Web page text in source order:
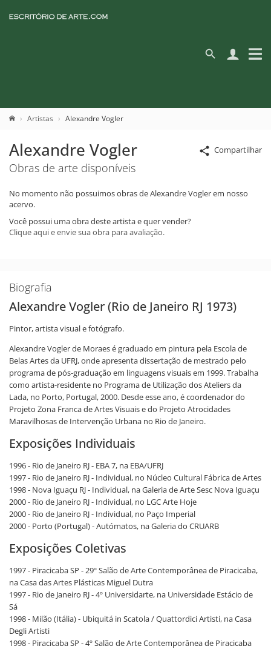
Artistas Alexandre Vogler
Compartilhar
Alexandre Vogler
Obras de arte disponíveis
No momento não possuimos obras de Alexandre Vogler em nosso
acervo.
Você possui uma obra deste artista e quer vender?
Clique aqui e envie sua obra para avaliação.
Biografia
Alexandre Vogler (Rio de Janeiro RJ 1973)
Pintor, artista visual e fotógrafo.
Alexandre Vogler de Moraes é graduado em pintura pela Escola de
Belas Artes da UFRJ, onde apresenta dissertação de mestrado pelo
programa de pós-graduação em linguagens visuais em 1999. Trabalha
como artista-residente no Programa de Utilização dos Ateliers da
Lada, no Porto, Portugal, 2000. Desde esse ano, é coordenador do
Projeto Zona Franca de Artes Visuais e do Projeto Atrocidades
Maravilhosas de Intervenção Urbana no Rio de Janeiro.
Exposições Individuais
1996 - Rio de Janeiro RJ - EBA 7, na EBA/UFRJ
1997 - Rio de Janeiro RJ - Individual, no Núcleo Cultural Fábrica de Artes
1998 - Nova Iguaçu RJ - Individual, na Galeria de Arte Sesc Nova Iguaçu
2000 - Rio de Janeiro RJ - Individual, no LGC Arte Hoje
2000 - Rio de Janeiro RJ - Individual, no Paço Imperial
2000 - Porto (Portugal) - Autómatos, na Galeria do CRUARB
Exposições Coletivas
1997 - Piracicaba SP - 29º Salão de Arte Contemporânea de Piracicaba,
na Casa das Artes Plásticas Miguel Dutra
1997 - Rio de Janeiro RJ - 4º Universidarte, na Universidade Estácio de
Sá
1998 - Milão (Itália) - Ubiquitá in Scatola / Quattordici Artisti, na Casa
Degli Artisti
1998 - Piracicaba SP - 4º Salão de Arte Contemporânea de Piracicaba